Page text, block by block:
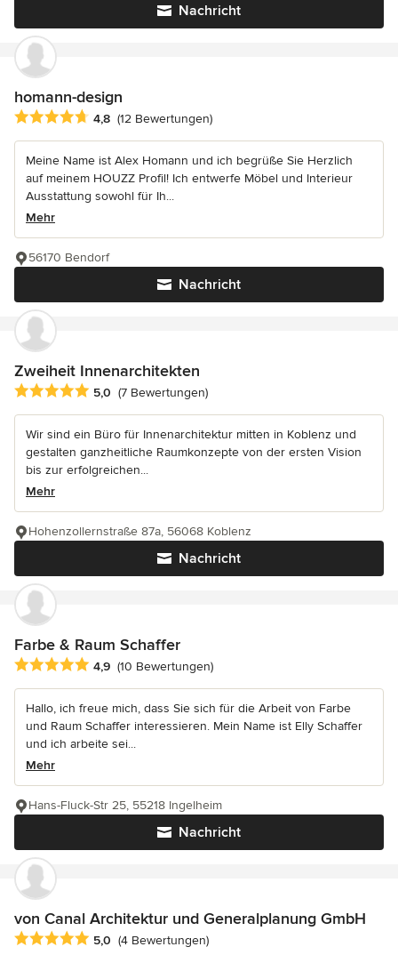
Nachricht
homann-design
Durchschnittliche Bewertung: 4.8 von 5 Sternen
4,8 (12 Bewertungen)
Meine Name ist Alex Homann und ich begrüße Sie Herzlich
auf meinem HOUZZ Profil! Ich entwerfe Möbel und Interieur
Ausstattung sowohl für Ih...
Mehr
Nachricht
56170 Bendorf
Zweiheit Innenarchitekten
Durchschnittliche Bewertung: 5 von 5 Sternen
5,0 (7 Bewertungen)
Wir sind ein Büro für Innenarchitektur mitten in Koblenz und
gestalten ganzheitliche Raumkonzepte von der ersten Vision
bis zur erfolgreichen...
Mehr
Nachricht
Hohenzollernstraße 87a, 56068 Koblenz
Farbe & Raum Schaffer
Durchschnittliche Bewertung: 4.9 von 5 Sternen
4,9 (10 Bewertungen)
Hallo, ich freue mich, dass Sie sich für die Arbeit von Farbe
und Raum Schaffer interessieren. Mein Name ist Elly Schaffer
und ich arbeite sei...
Mehr
Nachricht
Hans-Fluck-Str 25, 55218 Ingelheim
von Canal Architektur und Generalplanung GmbH
Durchschnittliche Bewertung: 5 von 5 Sternen
5,0 (4 Bewertungen)